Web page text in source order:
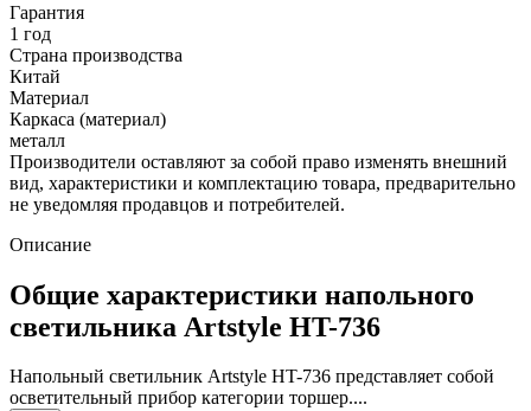
Гарантия
1 год
Страна производства
Китай
Материал
Каркаса (материал)
металл
Производители оставляют за собой право изменять внешний
вид, характеристики и комплектацию товара, предварительно
не уведомляя продавцов и потребителей.
Описание
Общие характеристики напольного
светильника Artstyle HT-736
Напольный светильник Artstyle HT-736 представляет собой
осветительный прибор категории торшер....